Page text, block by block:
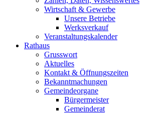
Wirtschaft & Gewerbe
Unsere Betriebe
Werksverkauf
Veranstaltungskalender
Rathaus
Grusswort
Aktuelles
Kontakt & Öffnungszeiten
Bekanntmachungen
Gemeindeorgane
Bürgermeister
Gemeinderat